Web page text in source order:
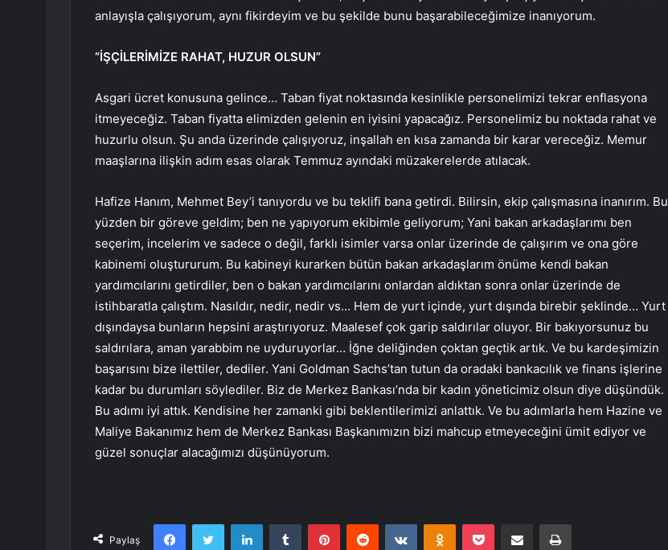
anlayışla çalışıyorum, aynı fikirdeyim ve bu şekilde bunu başarabileceğimize inanıyorum.
“İŞÇİLERİMİZE RAHAT, HUZUR OLSUN”
Asgari ücret konusuna gelince… Taban fiyat noktasında kesinlikle personelimizi tekrar enflasyona
itmeyeceğiz. Taban fiyatta elimizden gelenin en iyisini yapacağız. Personelimiz bu noktada rahat ve
huzurlu olsun. Şu anda üzerinde çalışıyoruz, inşallah en kısa zamanda bir karar vereceğiz. Memur
maaşlarına ilişkin adım esas olarak Temmuz ayındaki müzakerelerde atılacak.
Hafize Hanım, Mehmet Bey’i tanıyordu ve bu teklifi bana getirdi. Bilirsin, ekip çalışmasına inanırım. Bu
yüzden bir göreve geldim; ben ne yapıyorum ekibimle geliyorum; Yani bakan arkadaşlarımı ben
seçerim, incelerim ve sadece o değil, farklı isimler varsa onlar üzerinde de çalışırım ve ona göre
kabinemi oluştururum. Bu kabineyi kurarken bütün bakan arkadaşlarım önüme kendi bakan
yardımcılarını getirdiler, ben o bakan yardımcılarını onlardan aldıktan sonra onlar üzerinde de
istihbaratla çalıştım. Nasıldır, nedir, nedir vs… Hem de yurt içinde, yurt dışında birebir şeklinde… Yurt
dışındaysa bunların hepsini araştırıyoruz. Maalesef çok garip saldırılar oluyor. Bir bakıyorsunuz bu
saldırılara, aman yarabbim ne uyduruyorlar… İğne deliğinden çoktan geçtik artık. Ve bu kardeşimizin
başarısını bize ilettiler, dediler. Yani Goldman Sachs’tan tutun da oradaki bankacılık ve finans işlerine
kadar bu durumları söylediler. Biz de Merkez Bankası’nda bir kadın yöneticimiz olsun diye düşündük.
Bu adımı iyi attık. Kendisine her zamanki gibi beklentilerimizi anlattık. Ve bu adımlarla hem Hazine ve
Maliye Bakanımız hem de Merkez Bankası Başkanımızın bizi mahcup etmeyeceğini ümit ediyor ve
güzel sonuçlar alacağımızı düşünüyorum.
Paylaş
FacebookTwitter LinkedInTumblr PinterestReddit VKontakteOdnoklassniki
Pocket E-Posta ile paylaş Yazdır